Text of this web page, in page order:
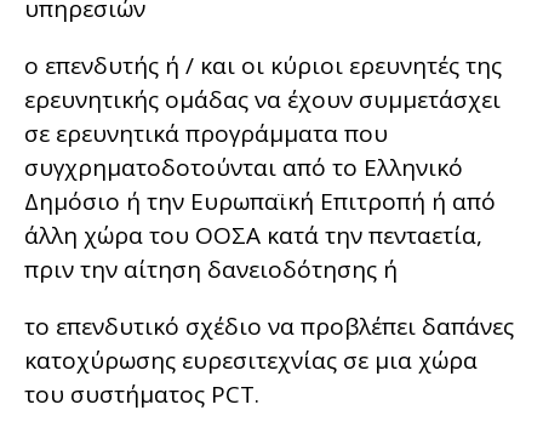
υπηρεσιών
ο επενδυτής ή / και οι κύριοι ερευνητές της
ερευνητικής ομάδας να έχουν συμμετάσχει
σε ερευνητικά προγράμματα που
συγχρηματοδοτούνται από το Ελληνικό
Δημόσιο ή την Ευρωπαϊκή Επιτροπή ή από
άλλη χώρα του ΟΟΣΑ κατά την πενταετία,
πριν την αίτηση δανειοδότησης ή
το επενδυτικό σχέδιο να προβλέπει δαπάνες
κατοχύρωσης ευρεσιτεχνίας σε μια χώρα
του συστήματος PCT.